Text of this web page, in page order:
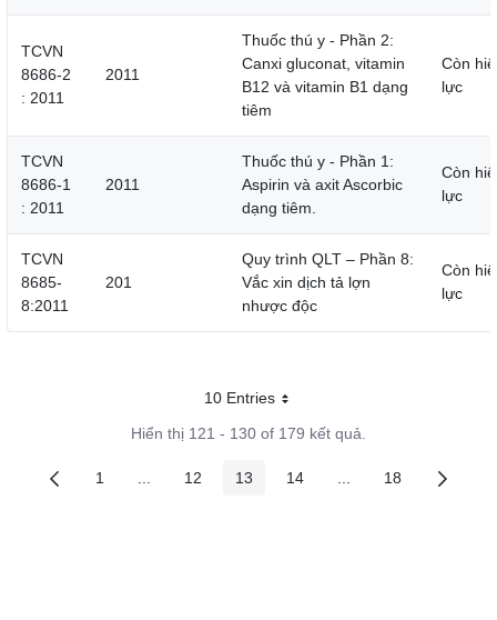
TCVN
8686-2
: 2011
2011
Thuốc thú y - Phần 2:
Canxi gluconat, vitamin
B12 và vitamin B1 dạng
tiêm
Còn
lực
TCVN
8686-1
: 2011
2011
Thuốc thú y - Phần 1:
Aspirin và axit Ascorbic
dạng tiêm.
Còn
lực
TCVN
8685-
8:2011
201
Quy trình QLT – Phần 8:
Vắc xin dịch tả lợn
nhược độc
Còn
lực
10 EntriesMỗi trang
Hiển thị 121 - 130 of 179 kết quả.
Các trang trên cổng
1 Các trang trung gian
Các trang trên cổng
12 Các trang trên cổng
13 Các trang trên cổng
14 Các trang trung gian
Các trang trên
18